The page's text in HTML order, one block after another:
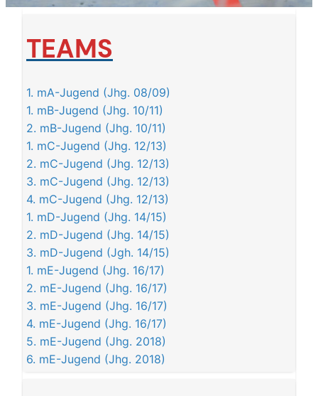
TEAMS
1. mA-Jugend (Jhg. 08/09)
1. mB-Jugend (Jhg. 10/11)
2. mB-Jugend (Jhg. 10/11)
1. mC-Jugend (Jhg. 12/13)
2. mC-Jugend (Jhg. 12/13)
3. mC-Jugend (Jhg. 12/13)
4. mC-Jugend (Jhg. 12/13)
1. mD-Jugend (Jhg. 14/15)
2. mD-Jugend (Jhg. 14/15)
3. mD-Jugend (Jgh. 14/15)
1. mE-Jugend (Jhg. 16/17)
2. mE-Jugend (Jhg. 16/17)
3. mE-Jugend (Jhg. 16/17)
4. mE-Jugend (Jhg. 16/17)
5. mE-Jugend (Jhg. 2018)
6. mE-Jugend (Jhg. 2018)